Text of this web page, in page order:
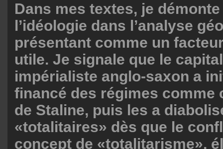
Dans mes textes, je
l’idéologie dans l’analyse
présentant comme un
utile. Je signale que le
impérialiste anglo-saxon a
financé des régimes comme
de Staline, puis les a
«totalitaires» dès que le
concept de «totalitarisme»,